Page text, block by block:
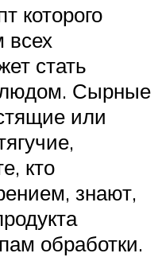
которого
всех
стать
Сырные
или
кто
знают,
обработки.